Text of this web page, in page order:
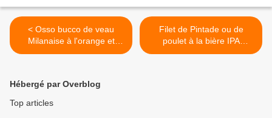
< Osso bucco de veau
Milanaise à l'orange et
sauce gremolata
Filet de Pintade ou de
poulet à la bière IPA
Kmouss et miel Dans ma
Hébergé par Overblog
Top articles